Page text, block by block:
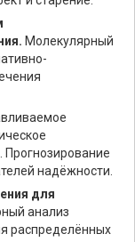
Молекулярный
Прогнозирование
надёжности.
для
анализ
распределённых